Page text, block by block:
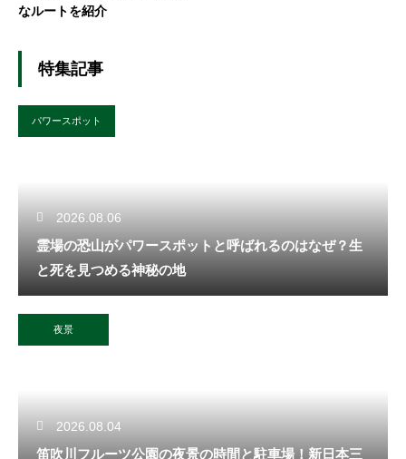
なルートを紹介
特集記事
パワースポット
2026.08.06
霊場の恐山がパワースポットと呼ばれるのはなぜ？生
と死を見つめる神秘の地
夜景
2026.08.04
笛吹川フルーツ公園の夜景の時間と駐車場！新日本三